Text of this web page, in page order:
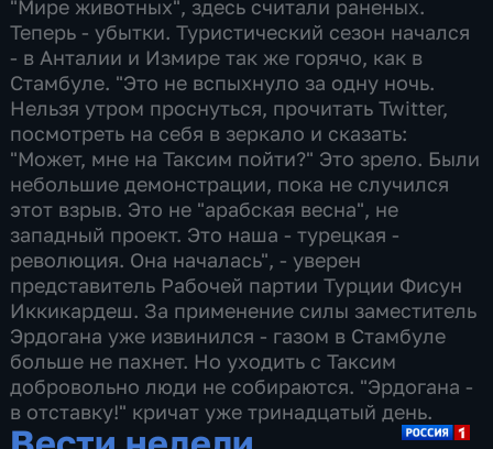
"Мире животных", здесь считали раненых.
Теперь - убытки. Туристический сезон начался
- в Анталии и Измире так же горячо, как в
Стамбуле. "Это не вспыхнуло за одну ночь.
Нельзя утром проснуться, прочитать Twitter,
посмотреть на себя в зеркало и сказать:
"Может, мне на Таксим пойти?" Это зрело. Были
небольшие демонстрации, пока не случился
этот взрыв. Это не "арабская весна", не
западный проект. Это наша - турецкая -
революция. Она началась", - уверен
представитель Рабочей партии Турции Фисун
Иккикардеш. За применение силы заместитель
Эрдогана уже извинился - газом в Стамбуле
больше не пахнет. Но уходить с Таксим
добровольно люди не собираются. "Эрдогана -
в отставку!" кричат уже тринадцатый день.